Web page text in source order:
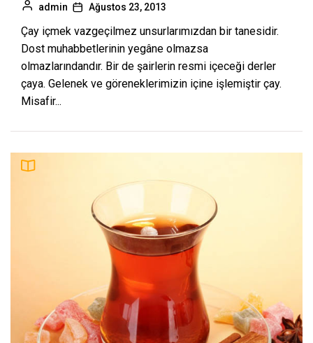
admin Ağustos 23, 2013
Çay içmek vazgeçilmez unsurlarımızdan bir tanesidir.
Dost muhabbetlerinin yegâne olmazsa
olmazlarındandır. Bir de şairlerin resmi içeceği derler
çaya. Gelenek ve göreneklerimizin içine işlemiştir çay.
Misafir...